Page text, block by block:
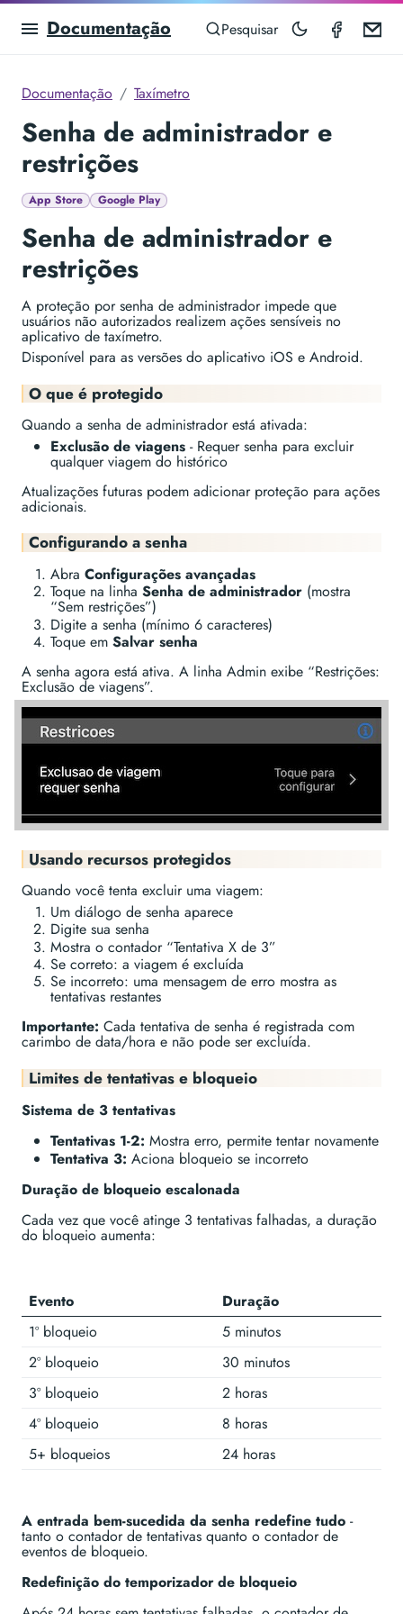
Documentação Pesquisar
Documentação Taxímetro
Senha de administrador e
restrições
App Store Google Play
Senha de administrador e
restrições
A proteção por senha de administrador impede que
usuários não autorizados realizem ações sensíveis no
aplicativo de taxímetro.
Disponível para as versões do aplicativo iOS e Android.
O que é protegido
Quando a senha de administrador está ativada:
Exclusão de viagens - Requer senha para excluir
qualquer viagem do histórico
Atualizações futuras podem adicionar proteção para ações
adicionais.
Configurando a senha
Abra Configurações avançadas
Toque na linha Senha de administrador (mostra
“Sem restrições”)
Digite a senha (mínimo 6 caracteres)
Toque em Salvar senha
A senha agora está ativa. A linha Admin exibe “Restrições:
Exclusão de viagens”.
Usando recursos protegidos
Quando você tenta excluir uma viagem:
Um diálogo de senha aparece
Digite sua senha
Mostra o contador “Tentativa X de 3”
Se correto: a viagem é excluída
Se incorreto: uma mensagem de erro mostra as
tentativas restantes
Importante: Cada tentativa de senha é registrada com
carimbo de data/hora e não pode ser excluída.
Limites de tentativas e bloqueio
Sistema de 3 tentativas
Tentativas 1-2: Mostra erro, permite tentar novamente
Tentativa 3: Aciona bloqueio se incorreto
Duração de bloqueio escalonada
Cada vez que você atinge 3 tentativas falhadas, a duração
do bloqueio aumenta:
Evento
Duração
1º bloqueio
5 minutos
2º bloqueio
30 minutos
3º bloqueio
2 horas
4º bloqueio
8 horas
5+ bloqueios
24 horas
A entrada bem-sucedida da senha redefine tudo -
tanto o contador de tentativas quanto o contador de
eventos de bloqueio.
Redefinição do temporizador de bloqueio